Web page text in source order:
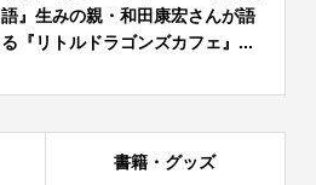
語』生みの親・和田康宏さんが語
る『リトルドラゴンズカフェ』...
書籍・グッズ